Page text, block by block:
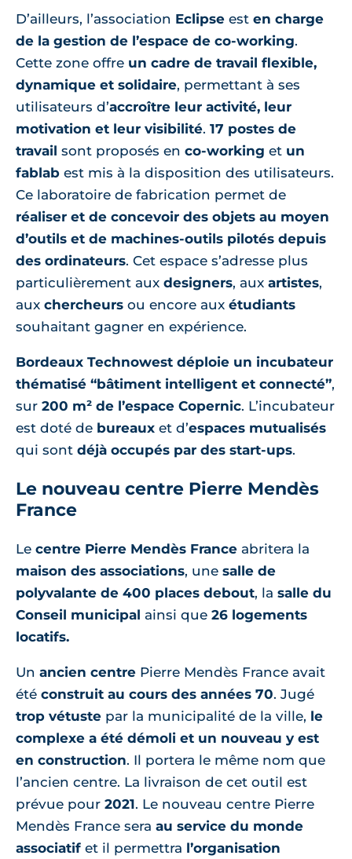
D’ailleurs, l’association Eclipse est en charge
de la gestion de l’espace de co-working.
Cette zone offre un cadre de travail flexible,
dynamique et solidaire, permettant à ses
utilisateurs d’accroître leur activité, leur
motivation et leur visibilité. 17 postes de
travail sont proposés en co-working et un
fablab est mis à la disposition des utilisateurs.
Ce laboratoire de fabrication permet de
réaliser et de concevoir des objets au moyen
d’outils et de machines-outils pilotés depuis
des ordinateurs. Cet espace s’adresse plus
particulièrement aux designers, aux artistes,
aux chercheurs ou encore aux étudiants
souhaitant gagner en expérience.
Bordeaux Technowest déploie un incubateur
thématisé “bâtiment intelligent et connecté”,
sur 200 m² de l’espace Copernic. L’incubateur
est doté de bureaux et d’espaces mutualisés
qui sont déjà occupés par des start-ups.
Le nouveau centre Pierre Mendès
France
Le centre Pierre Mendès France abritera la
maison des associations, une salle de
polyvalante de 400 places debout, la salle du
Conseil municipal ainsi que 26 logements
locatifs.
Un ancien centre Pierre Mendès France avait
été construit au cours des années 70. Jugé
trop vétuste par la municipalité de la ville, le
complexe a été démoli et un nouveau y est
en construction. Il portera le même nom que
l’ancien centre. La livraison de cet outil est
prévue pour 2021. Le nouveau centre Pierre
Mendès France sera au service du monde
associatif et il permettra l’organisation